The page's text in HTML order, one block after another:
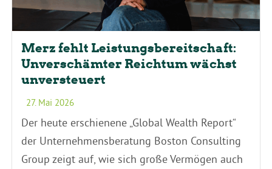
Merz fehlt Leistungsbereitschaft:
Unverschämter Reichtum wächst
unversteuert
27. Mai 2026
Der heute erschienene „Global Wealth Report“
der Unternehmensberatung Boston Consulting
Group zeigt auf, wie sich große Vermögen auch